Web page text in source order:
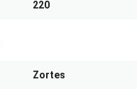
220
Zortes